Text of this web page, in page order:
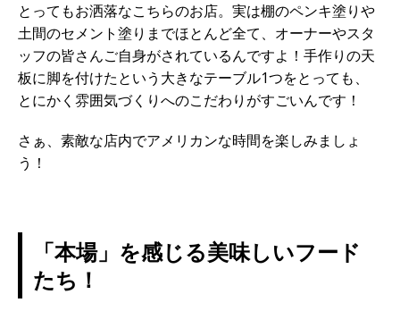
とってもお洒落なこちらのお店。実は棚のペンキ塗りや
土間のセメント塗りまでほとんど全て、オーナーやスタ
ッフの皆さんご自身がされているんですよ！手作りの天
板に脚を付けたという大きなテーブル1つをとっても、
とにかく雰囲気づくりへのこだわりがすごいんです！
さぁ、素敵な店内でアメリカンな時間を楽しみましょ
う！
「本場」を感じる美味しいフード
たち！